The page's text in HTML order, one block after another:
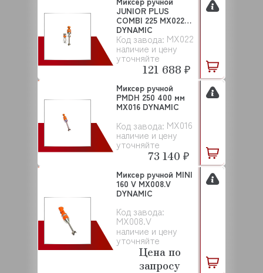
Код завода: MX022
наличие и цену
уточняйте
JUNIOR PLUS
COMBI 225 MX022
DYNAMIC
121 688 ₽
Код завода: MX016
наличие и цену
уточняйте
Миксер ручной
PMDH 250 400 мм
MX016 DYNAMIC
73 140 ₽
Код завода:
MX008.V
наличие и цену
уточняйте
Миксер ручной MINI
160 V MX008.V
DYNAMIC
Цена по
запросу